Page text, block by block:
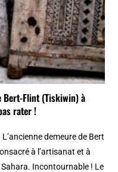
Bert-Flint (Tiskiwin) à
rater !
demeure de Bert
à l’artisanat et à
Sahara. Incontournable ! Le